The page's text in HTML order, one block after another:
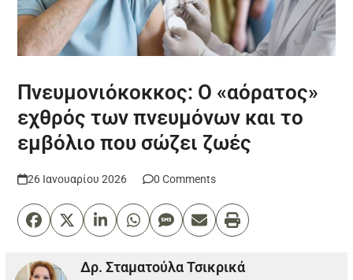
Πνευμονιόκοκκος: Ο «αόρατος»
εχθρός των πνευμόνων και το
εμβόλιο που σώζει ζωές
26 Ιανουαρίου 2026 0 Comments
Δρ. Σταματούλα Τσικρικά